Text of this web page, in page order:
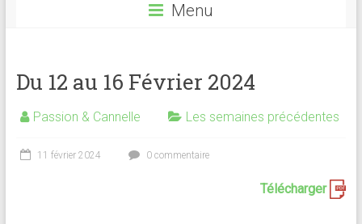
Menu
Du 12 au 16 Février 2024
Passion & Cannelle Les semaines précédentes
11 février 2024 0 commentaire
Télécharger